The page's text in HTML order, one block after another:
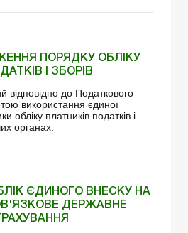
ПОРЯДКУ ОБЛІКУ
І ЗБОРІВ
відповідно до Податкового
використання єдиної
обліку платників податків і
органах.
ЄДИНОГО ВНЕСКУ НА
ДЕРЖАВНЕ